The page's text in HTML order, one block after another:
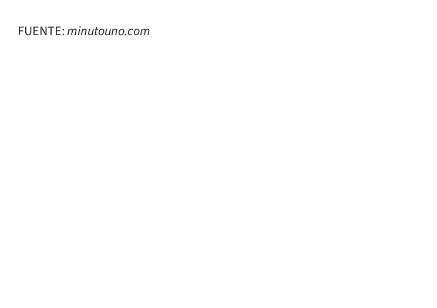
FUENTE:minutouno.com